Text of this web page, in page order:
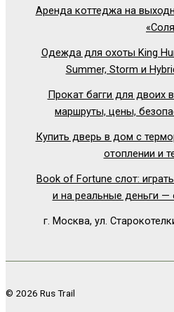
Аренда коттеджа на
Одежда для охоты King
Summer, Storm и
Прокат багги для двоих
маршруты, цены,
Купить дверь в дом с
отоплении и
Book of Fortune слот:
и на реальные деньги —
г. Москва, ул.
© 2026 Rus Trail